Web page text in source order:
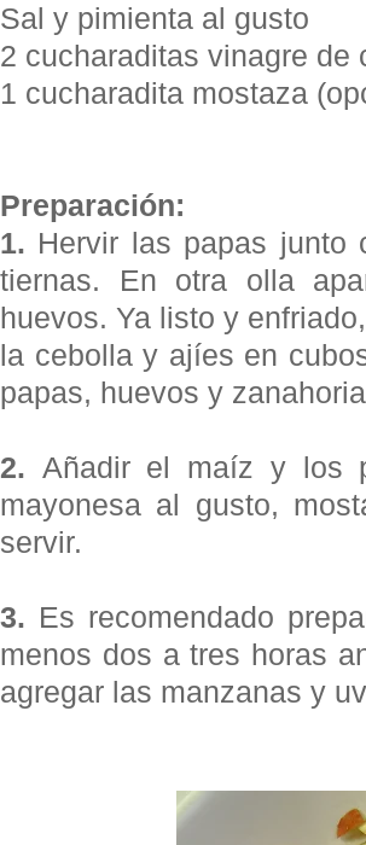
Sal y pimienta al gusto
2 cucharaditas vinagre de
1 cucharadita mostaza
Preparación:
1. Hervir las papas junto
tiernas. En otra olla
huevos. Ya listo y
la cebolla y ajíes en
papas, huevos y
2. Añadir el maíz y los
mayonesa al gusto,
servir.
3. Es recomendado
menos dos a tres horas
agregar las manzanas y